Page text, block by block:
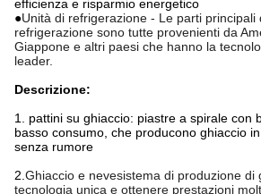
efficienza e risparmio energetico
●Unità di refrigerazione - Le parti principali
refrigerazione sono tutte provenienti da
Giappone e altri paesi che hanno la
leader.
Descrizione:
1. pattini su ghiaccio: piastre a spirale con
basso consumo, che producono ghiaccio
senza rumore
2. Ghiaccio e nevesistema di produzione di
tecnologia unica e ottenere prestazioni